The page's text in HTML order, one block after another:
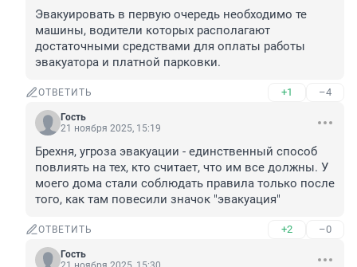
Эвакуировать в первую очередь необходимо те
машины, водители которых располагают
достаточными средствами для оплаты работы
эвакуатора и платной парковки.
ОТВЕТИТЬ +1 –4
Гость
21 ноября 2025, 15:19
Брехня, угроза эвакуации - единственный способ
повлиять на тех, кто считает, что им все должны. У
моего дома стали соблюдать правила только после
того, как там повесили значок "эвакуация"
ОТВЕТИТЬ +2 –0
Гость